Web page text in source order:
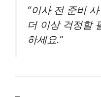
“이사 전 준비
더 이상 걱정할
하세요.”